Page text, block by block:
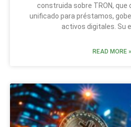
construida sobre TRON,
unificado para préstamos,
activos digitales. Su
READ MORE »